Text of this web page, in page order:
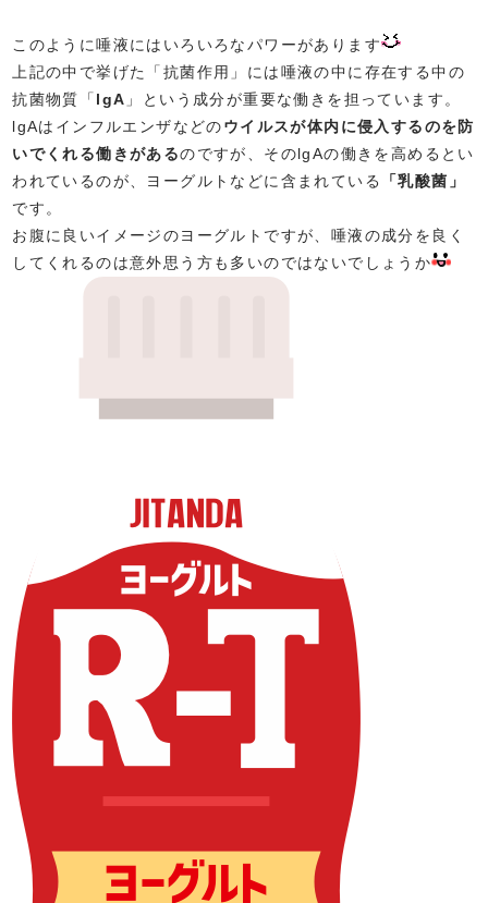
このように唾液にはいろいろなパワーがあります
上記の中で挙げた「抗菌作用」には唾液の中に存在する中の
抗菌物質「 lgA 」という成分が重要な働きを担っています。
lgAはインフルエンザなどのウイルスが体内に侵入するのを防
いでくれる働きがあるのですが、そのlgAの働きを高めるとい
われているのが、ヨーグルトなどに含まれている
「乳酸菌」
です。
お腹に良いイメージのヨーグルトですが、唾液の成分を良く
してくれるのは意外思う方も多いのではないでしょうか